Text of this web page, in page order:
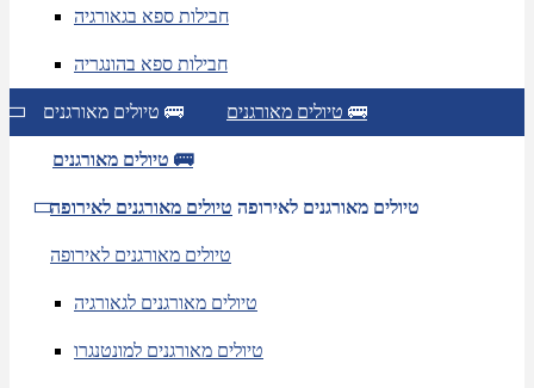
חבילות ספא בגאורגיה
חבילות ספא בהונגריה
טיולים מאורגנים 🚌 טיולים מאורגנים 🚌
טיולים מאורגנים 🚌
טיולים מאורגנים לאירופה טיולים מאורגנים לאירופה
טיולים מאורגנים לאירופה
טיולים מאורגנים לגאורגיה
טיולים מאורגנים למונטנגרו